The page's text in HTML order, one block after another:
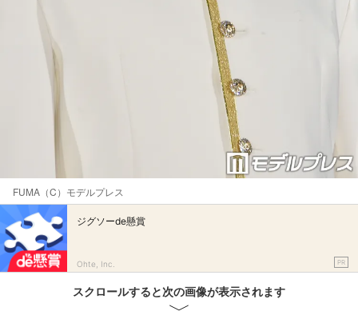
FUMA（C）モデルプレス
ジグソーde懸賞
Ohte, Inc. PR
スクロールすると次の画像が表示されます